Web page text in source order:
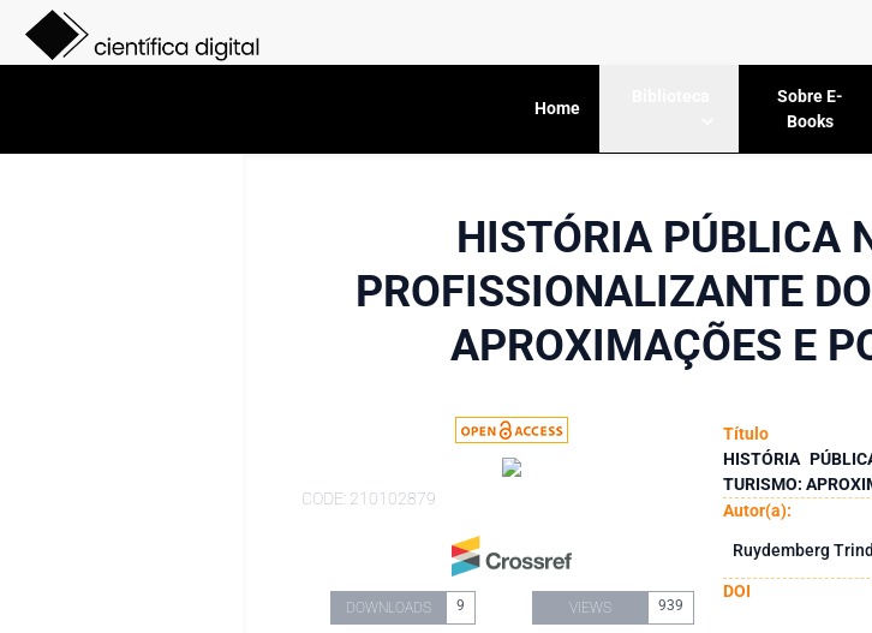
Home
Sobre E-
Books
HISTÓRIA PÚBLICA
PROFISSIONALIZANTE
APROXIMAÇÕES E
CODE: 210102879
DOWNLOADS 9 VIEWS 939
Título
HISTÓRIA
TURISMO:
Autor(a):
Ruydemberg
DOI